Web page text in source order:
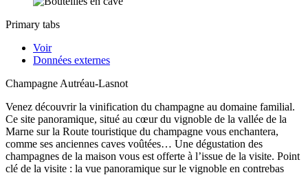
Primary tabs
Voir
Données externes
Champagne Autréau-Lasnot
Venez découvrir la vinification du champagne au domaine familial.
Ce site panoramique, situé au cœur du vignoble de la vallée de la
Marne sur la Route touristique du champagne vous enchantera,
comme ses anciennes caves voûtées… Une dégustation des
champagnes de la maison vous est offerte à l’issue de la visite. Point
clé de la visite : la vue panoramique sur le vignoble en contrebas